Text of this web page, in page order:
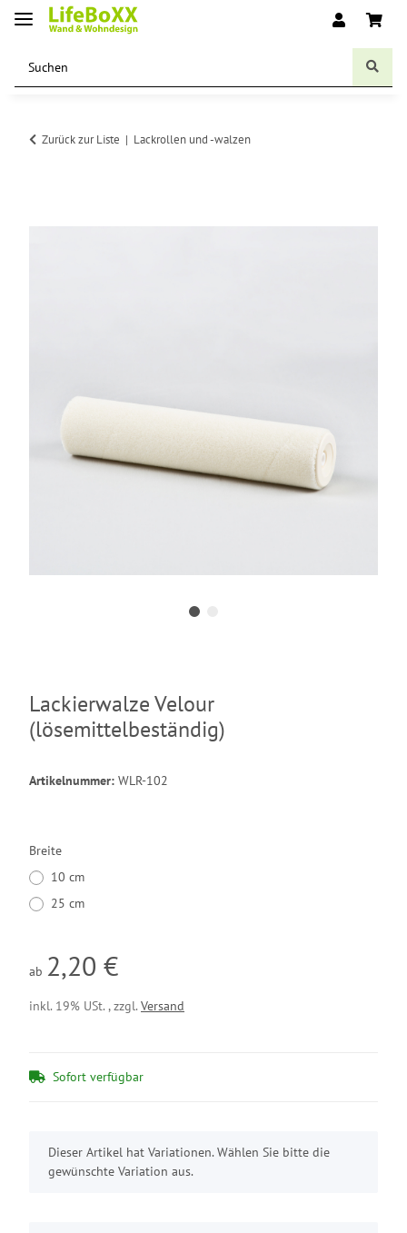
Zurück zur Liste Lackrollen und -walzen
Lackierwalze Velour
(lösemittelbeständig)
Artikelnummer: WLR-102
Breite
10 cm
25 cm
ab 2,20 €
inkl. 19% USt. , zzgl. Versand
Sofort verfügbar
x
Dieser Artikel hat Variationen. Wählen Sie bitte die
gewünschte Variation aus.